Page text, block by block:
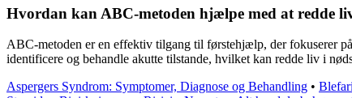
Hvordan kan ABC-metoden hjælpe med at redde
ABC-metoden er en effektiv tilgang til førstehjælp, der fokuserer
identificere og behandle akutte tilstande, hvilket kan redde liv i
Aspergers Syndrom: Symptomer, Diagnose og Behandling •